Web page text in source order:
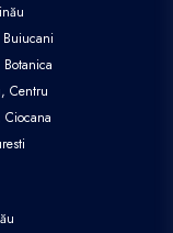
Centru